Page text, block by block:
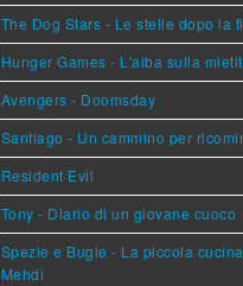
The Dog Stars - Le stelle dopo la
Hunger Games - L'alba sulla
Avengers - Doomsday
Santiago - Un cammino per
Resident Evil
Tony - Diario di un giovane cuoco
Spezie e Bugie - La piccola
Mehdi